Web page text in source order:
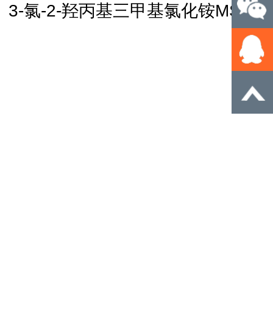
3-氯-2-羟丙基三甲基氯化铵MSDS